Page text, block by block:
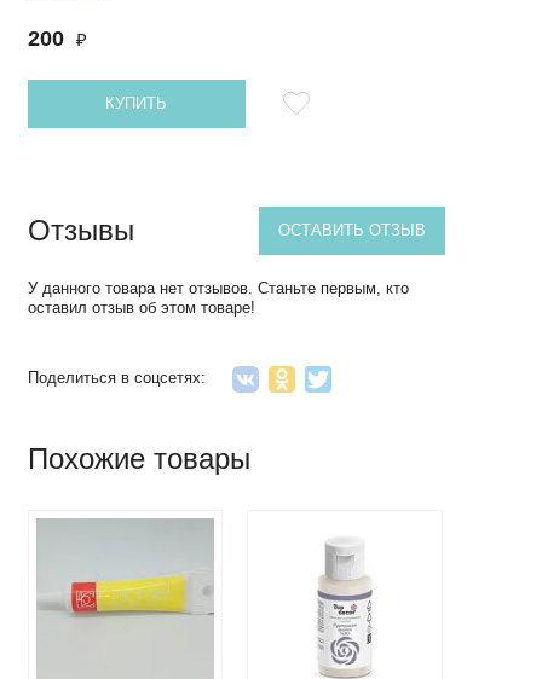
200 ₽
КУПИТЬ
Отзывы ОСТАВИТЬ ОТЗЫВ
У данного товара нет отзывов. Станьте первым, кто
оставил отзыв об этом товаре!
Поделиться в соцсетях:
Похожие товары